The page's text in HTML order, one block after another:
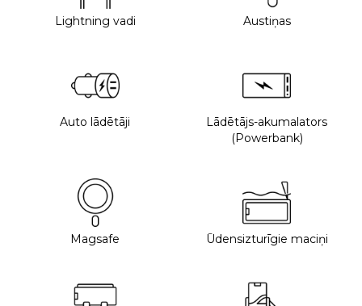
Lightning vadi Austiņas
Auto lādētāji
Lādētājs-akumalators
(Powerbank)
Magsafe Ūdensizturīgie maciņi